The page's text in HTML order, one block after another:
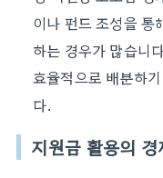
이나 펀드 조성을 통
하는 경우가 많습니
효율적으로 배분하
다.
지원금 활용의